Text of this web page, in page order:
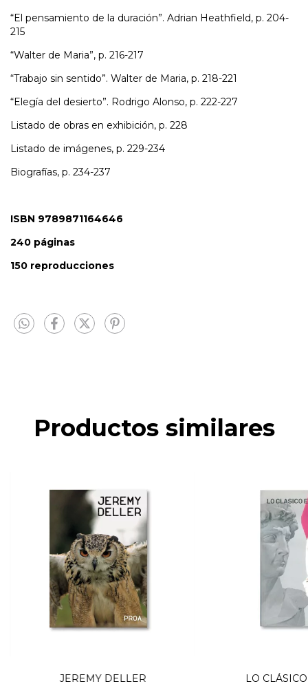
“El pensamiento de la duración”. Adrian Heathfield, p. 204-
215
“Walter de Maria”, p. 216-217
“Trabajo sin sentido”. Walter de Maria, p. 218-221
“Elegía del desierto”. Rodrigo Alonso, p. 222-227
Listado de obras en exhibición, p. 228
Listado de imágenes, p. 229-234
Biografías, p. 234-237
ISBN 9789871164646
240 páginas
150 reproducciones
Productos similares
JEREMY DELLER LO